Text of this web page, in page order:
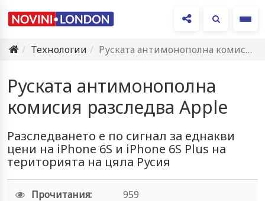
Технологии
Руската антимонополна комисия разследва Apple
Руската антимонополна
комисия разследва Apple
Разследването е по сигнал за еднакви
цени на iPhone 6S и iPhone 6S Plus на
територията на цяла Русия
Прочитания:
959